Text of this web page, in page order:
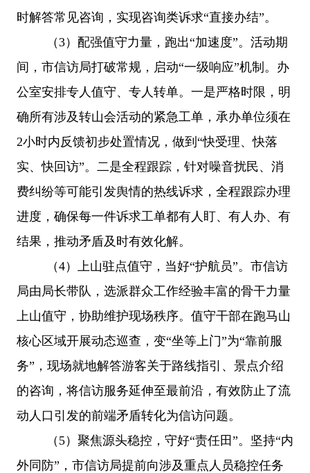
时解答常见咨询，实现咨询类诉求“直接办结”。
（3） 配强值守力量，跑出“加速度”。 活动期
间，市信访局打破常规，启动“一级响应”机制。办
公室安排专人值守、专人转单。一是严格时限，明
确所有涉及转山会活动的紧急工单，承办单位须在
2小时内反馈初步处置情况，做到“快受理、快落
实、快回访”。二是全程跟踪，针对噪音扰民、消
费纠纷等可能引发舆情的热线诉求，全程跟踪办理
进度，确保每一件诉求工单都有人盯、有人办、有
结果，推动矛盾及时有效化解。
（4） 上山驻点值守，当好“护航员”。 市信访
局由局长带队，选派群众工作经验丰富的骨干力量
上山值守，协助维护现场秩序。值守干部在跑马山
核心区域开展动态巡查，变“坐等上门”为“靠前服
务”，现场就地解答游客关于路线指引、景点介绍
的咨询，将信访服务延伸至最前沿，有效防止了流
动人口引发的前端矛盾转化为信访问题。
（ 5） 聚焦源头稳控，守好“责任田”。 坚持“内
外同防”，市信访局提前向涉及重点人员稳控任务